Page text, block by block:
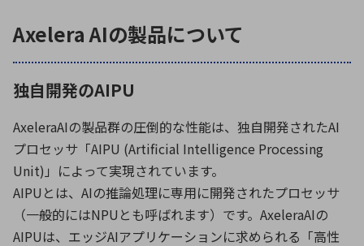
Axelera AIの製品について
独自開発のAIPU
AxeleraAIの製品群の圧倒的な性能は、独自開発されたAI
プロセッサ「AIPU (Artificial Intelligence Processing
Unit)」によって実現されています。
AIPUとは、AIの推論処理に専用に開発されたプロセッサ
（一般的にはNPUとも呼ばれます）です。AxeleraAIの
AIPUは、エッジAIアプリケーションに求められる「高性